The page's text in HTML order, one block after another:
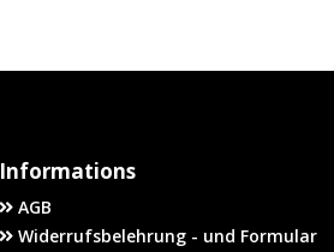
Informations
AGB
Widerrufsbelehrung - und Formular